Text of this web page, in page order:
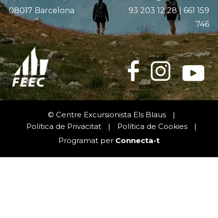
Cultura
Càmping
08017 Barcelona
93 203 12 28 | 661 159
746
© Centre Excursionista Els Blaus
|
Política de Privacitat
| Política de Cookies
|
Programat per Connecta-t